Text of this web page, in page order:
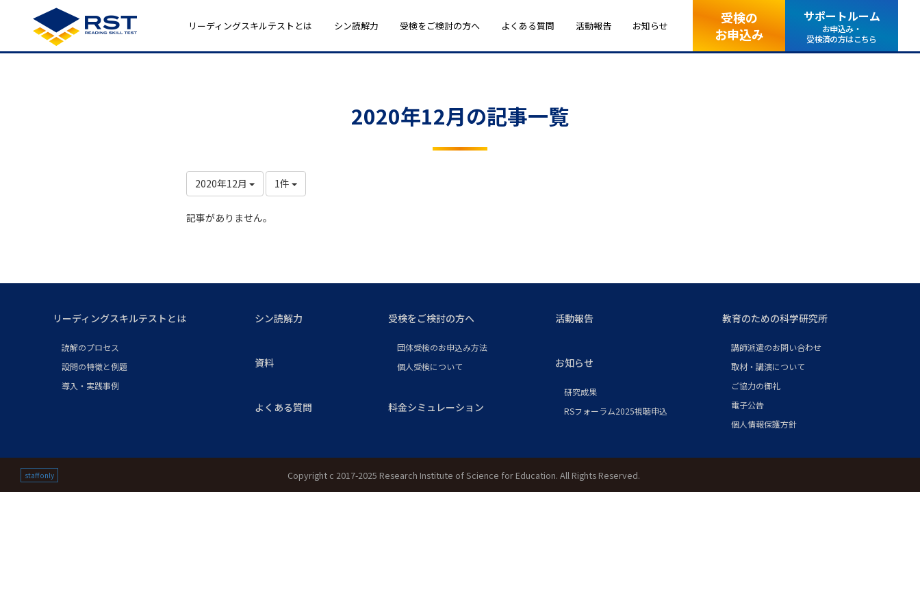
リーディングスキルテストとは シン読解力 受検をご検討の方へ よくある質問 活動報告 お知らせ
受検の
お申込み
サポートルーム
お申込み・
受検済の方はこちら
2020年12月の記事一覧
2020年12月 1件
記事がありません。
リーディングスキルテストとは
読解のプロセス
設問の特徴と例題
導入・実践事例
シン読解力 受検をご検討の方へ
団体受検のお申込み方法
個人受検について
料金シミュレーション
資料
よくある質問
活動報告
お知らせ
研究成果
RSフォーラム2025視聴申込
教育のための科学研究所
講師派遣のお問い合わせ
取材・講演について
ご協力の御礼
電子公告
個人情報保護方針
staff only Copyright c 2017-2025 Research Institute of Science for Education. All Rights Reserved.